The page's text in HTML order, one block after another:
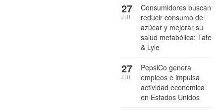
Consumidores buscan
reducir consumo de
azúcar y mejorar su
salud metabólica: Tate
& Lyle
27
JUL
PepsiCo genera
empleos e impulsa
actividad económica
en Estados Unidos
27
JUL